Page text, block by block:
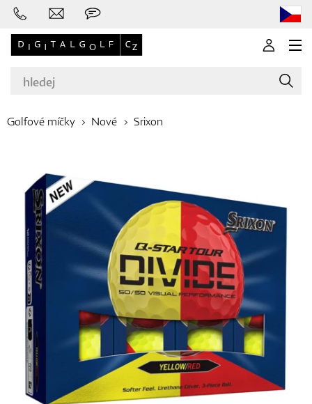
Golfové hole
Oblečení
Boty
Golfové míčky Nové Srixon